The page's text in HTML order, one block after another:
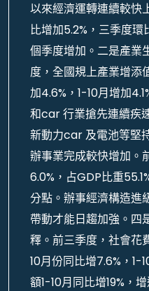
以來經濟運轉連續較快
比增加5.2%，三季度環
個季度增加。二是產業
度，全國規上產業增添
加4.6%，1-10月增加
和car 行業搶先連續疾
新動力car 及電池等堅
辦事業完成較快增加。
6.0%，占GDP比重
分點。辦事經濟構造進
帶動才能日趨加強。四
釋。前三季度，社會花
10月份同比增7.6%，1-
額1-10月同比增19%，